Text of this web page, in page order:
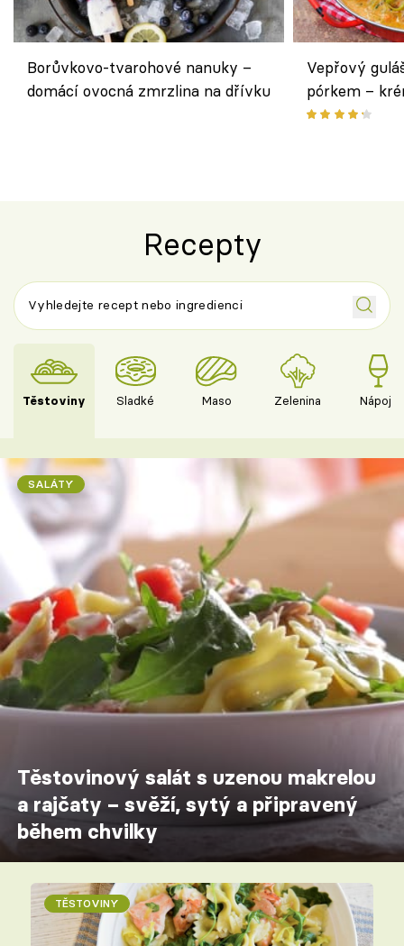
Borůvkovo-tvarohové nanuky –
domácí ovocná zmrzlina na dřívku
Vepřový
pórkem –
pokrm z
Recepty
Těstoviny Sladké Maso Zelenina Nápoje
SALÁTY
Těstovinový salát s uzenou makrelou
a rajčaty – svěží, sytý a připravený
během chvilky
TĚSTOVINY